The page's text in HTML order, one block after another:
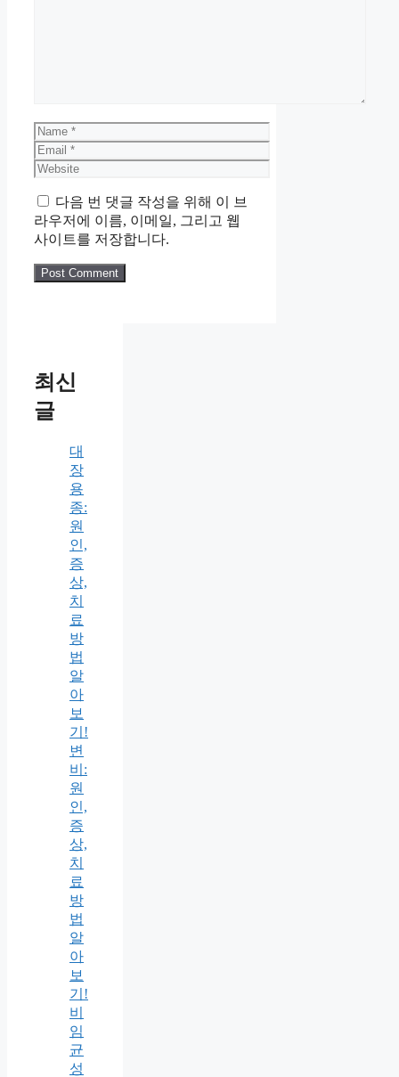
Name
Email
Website
다음 번 댓글 작성을 위해 이 브
라우저에 이름, 이메일, 그리고 웹
사이트를 저장합니다.
최신
글
대
장
용
종:
원
인,
증
상,
치
료
방
법
알
아
보
기!
변
비:
원
인,
증
상,
치
료
방
법
알
아
보
기!
비
임
균
성